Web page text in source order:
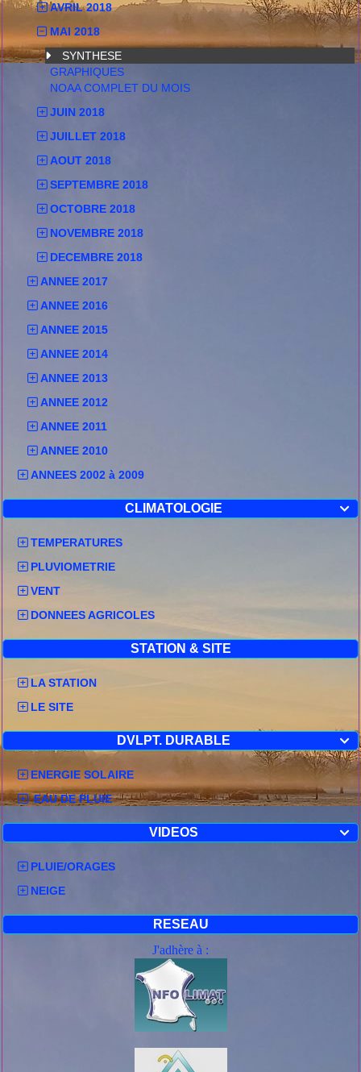
AVRIL 2018
MAI 2018
SYNTHESE
GRAPHIQUES
NOAA COMPLET DU MOIS
JUIN 2018
JUILLET 2018
AOUT 2018
SEPTEMBRE 2018
OCTOBRE 2018
NOVEMBRE 2018
DECEMBRE 2018
ANNEE 2017
ANNEE 2016
ANNEE 2015
ANNEE 2014
ANNEE 2013
ANNEE 2012
ANNEE 2011
ANNEE 2010
ANNEES 2002 à 2009

CLIMATOLOGIE
TEMPERATURES
PLUVIOMETRIE
VENT
DONNEES AGRICOLES
STATION & SITE
LA STATION
LE SITE

DVLPT. DURABLE
ENERGIE SOLAIRE
EAU DE PLUIE

VIDEOS
PLUIE/ORAGES
NEIGE
RESEAU
J'adhère à :